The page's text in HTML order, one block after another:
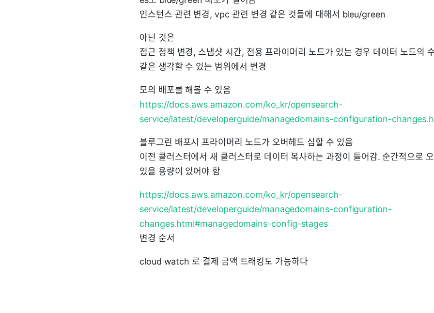
인스턴스 관련 변경, vpc 관련 변경 같은 것들에 대해서 bleu/green
아닌 것은
접근 정책 변경, 스냅샷 시간, 전용 프라이머리 노드가 있는 경우 데이터 노드의
같은 생각할 수 있는 범위에서 변경
모의 배포를 해볼 수 있음
https://docs.aws.amazon.com/ko_kr/opensearch-
service/latest/developerguide/managedomains-configuration-
블루그린 배포시 프라이머리 노드가 오버헤드 심할 수 있음
이전 클러스터에서 새 클러스터로 데이터 복사하는 과정이 들어감. 순간적으로
있을 용량이 있어야 함
https://docs.aws.amazon.com/ko_kr/opensearch-
service/latest/developerguide/managedomains-configuration-
changes.html#managedomains-config-stages
변경 순서
cloud watch 로 결제 금액 트래킹도 가능하다